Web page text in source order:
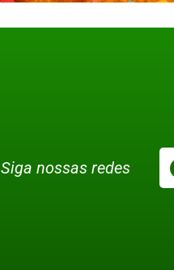
Siga nossas redes